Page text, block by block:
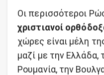
Οι περισσότεροι
χριστιανοί
χώρες είναι μέλη
μαζί με την Ελλάδα,
Ρουμανία, την